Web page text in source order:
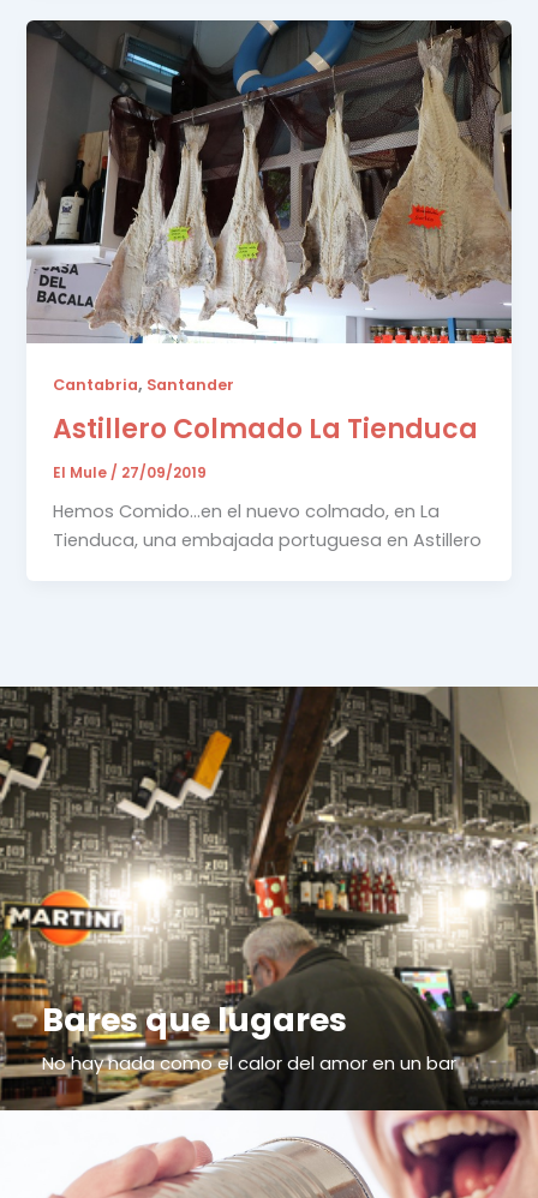
Cantabria, Santander
Astillero Colmado La Tienduca
El Mule / 27/09/2019
Hemos Comido…en el nuevo colmado, en La
Tienduca, una embajada portuguesa en Astillero
Bares que lugares
No hay nada como el calor del amor en un bar